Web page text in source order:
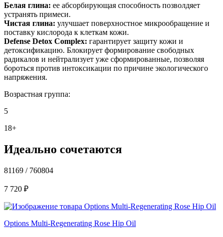
Белая глина: ее абсорбирующая способность позволдяет
устранять примеси.
Чистая глина: улучшает поверхностное микрообращение и
поставку кислорода к клеткам кожи.
Defense Detox Complex: гарантирует защиту кожи и
детоксификацию. Блокирует формирование свободных
радикалов и нейтрализует уже сформированные, позволяя
бороться против интоксикации по причине экологического
напряжения.
Возрастная группа:
5
18+
Идеально сочетаются
81169 / 760804
7 720 ₽
Options Multi-Regenerating Rose Hip Oil